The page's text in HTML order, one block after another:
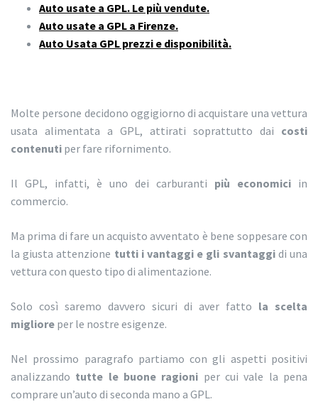
Auto usate a GPL. Le più vendute.
Auto usate a GPL a Firenze.
Auto Usata GPL prezzi e disponibilità.
Molte persone decidono oggigiorno di acquistare una vettura
usata alimentata a GPL, attirati soprattutto dai costi
contenuti per fare rifornimento.
Il GPL, infatti, è uno dei carburanti più economici in
commercio.
Ma prima di fare un acquisto avventato è bene soppesare con
la giusta attenzione tutti i vantaggi e gli svantaggidi una
vettura con questo tipo di alimentazione.
Solo così saremo davvero sicuri di aver fatto la scelta
migliore per le nostre esigenze.
Nel prossimo paragrafo partiamo con gli aspetti positivi
analizzando tutte le buone ragioni per cui vale la pena
comprare un’auto di seconda mano a GPL.